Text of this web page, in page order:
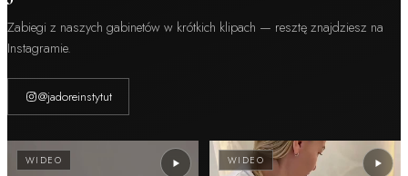
Zabiegi z naszych gabinetów w krótkich klipach — resztę znajdziesz na
Instagramie.
@jadoreinstytut
WIDEO WIDEO